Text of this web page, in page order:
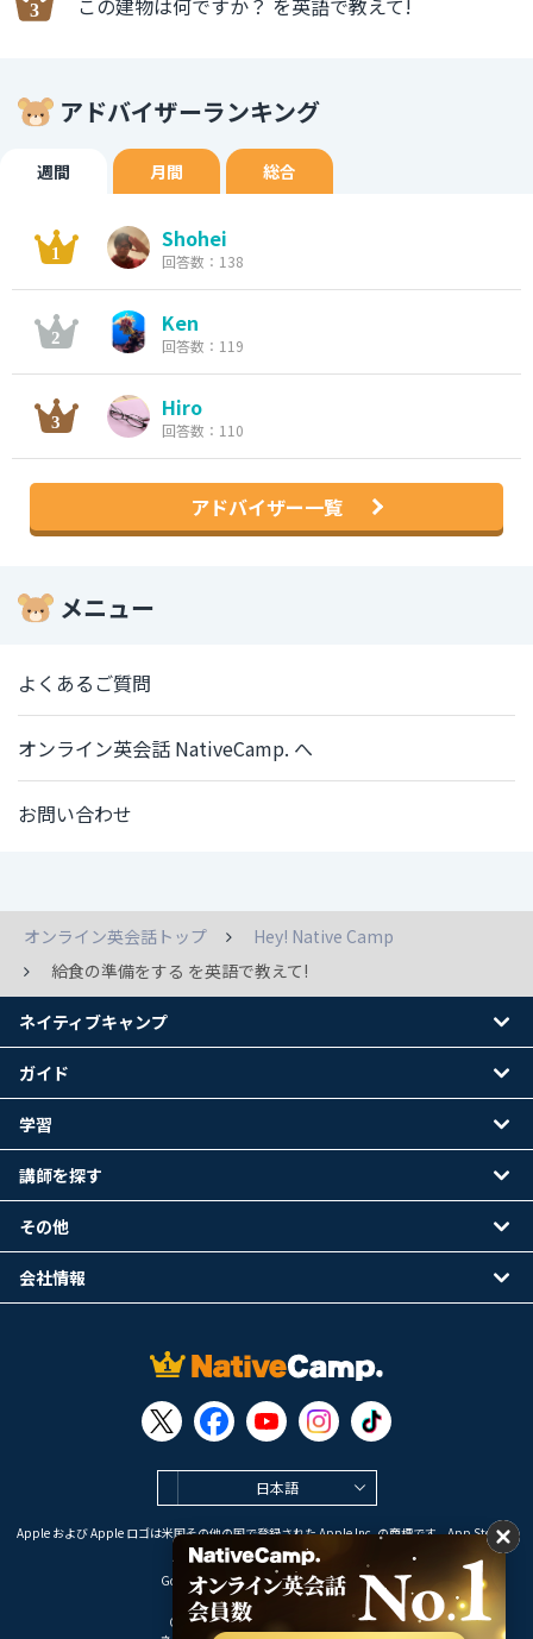
この建物は何ですか？ を英語で教えて!
アドバイザーランキング
週間 月間 総合
Shohei
回答数：138
Ken
回答数：119
Hiro
回答数：110
アドバイザー一覧
メニュー
よくあるご質問
オンライン英会話 NativeCamp. へ
お問い合わせ
オンライン英会話トップ
Hey! Native Camp
給食の準備をする を英語で教えて!
日本語
Apple および Apple ロゴは米国その他の国で登録された Apple Inc. の商標です。App Store は
Apple Inc. のサービスマークです。
Google Play は Google LLC の商標です。
Copyright © 2026 オンライン英会話
ネイティブキャンプ
ガイド
学習
講師を探す
その他
会社情報